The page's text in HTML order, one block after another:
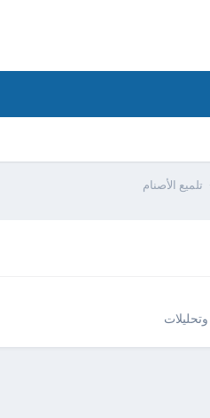
تلميع الأصنام